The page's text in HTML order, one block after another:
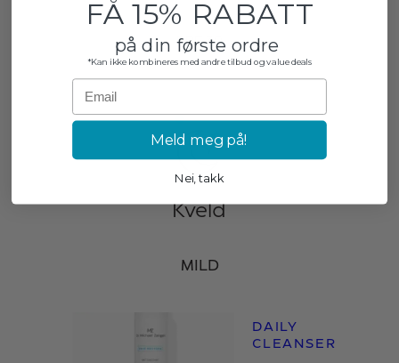
SPF 30
Kveld
MILD
DAILY
CLEANSER
FÅ 15% RABATT
på din første ordre
*Kan ikke kombineres med andre tilbud og value deals
Email
Meld meg på!
Nei, takk